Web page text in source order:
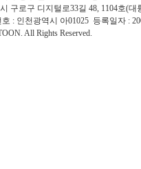
구로구 디지털로33길 48, 1104호(대
: 인천광역시 아01025 등록일자 :
All Rights Reserved.